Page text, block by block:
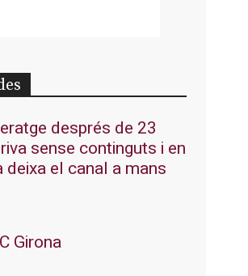
després de 23
sense continguts i en
el canal a mans
Girona